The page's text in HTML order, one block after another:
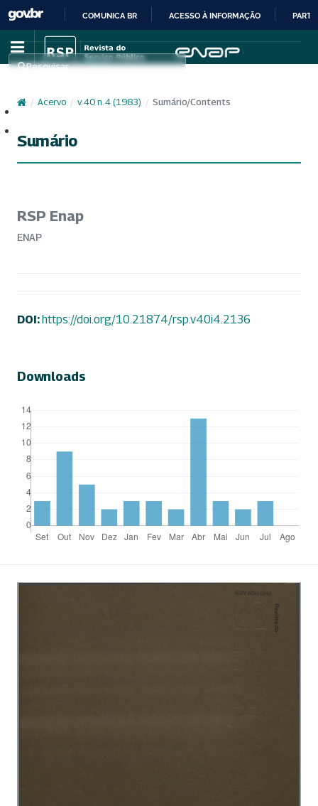
IR
PARA
CONTEÚDO
COMUNICA BR ACESSO À INFORMAÇÃO
Pesquisar
/ Acervo / v. 40 n. 4 (1983) / Sumário/Contents
Sumário
RSP Enap
ENAP
DOI:https://doi.org/10.21874/rsp.v40i4.2136
Downloads